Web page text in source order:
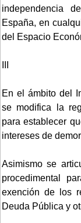
independencia
España, en
del Espacio
En el ámbito del
se modifica la
para establecer
intereses de
Asimismo se
procedimental
exención de los
Deuda Pública y